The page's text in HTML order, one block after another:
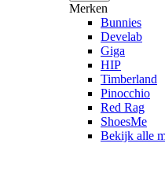
Merken
Bunnies
Develab
Giga
HIP
Timberland
Pinocchio
Red Rag
ShoesMe
Bekijk alle